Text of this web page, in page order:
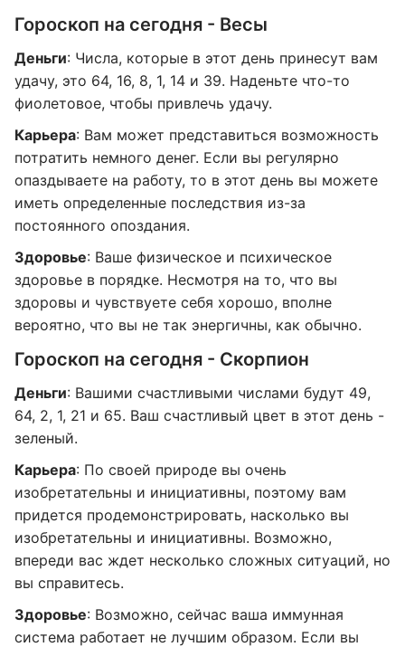
Гороскоп на сегодня - Весы
Деньги: Числа, которые в этот день принесут вам
удачу, это 64, 16, 8, 1, 14 и 39. Наденьте что-то
фиолетовое, чтобы привлечь удачу.
Карьера: Вам может представиться возможность
потратить немного денег. Если вы регулярно
опаздываете на работу, то в этот день вы можете
иметь определенные последствия из-за
постоянного опоздания.
Здоровье: Ваше физическое и психическое
здоровье в порядке. Несмотря на то, что вы
здоровы и чувствуете себя хорошо, вполне
вероятно, что вы не так энергичны, как обычно.
Гороскоп на сегодня - Скорпион
Деньги: Вашими счастливыми числами будут 49,
64, 2, 1, 21 и 65. Ваш счастливый цвет в этот день -
зеленый.
Карьера: По своей природе вы очень
изобретательны и инициативны, поэтому вам
придется продемонстрировать, насколько вы
изобретательны и инициативны. Возможно,
впереди вас ждет несколько сложных ситуаций, но
вы справитесь.
Здоровье: Возможно, сейчас ваша иммунная
система работает не лучшим образом. Если вы